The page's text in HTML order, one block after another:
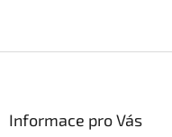
Informace pro Vás